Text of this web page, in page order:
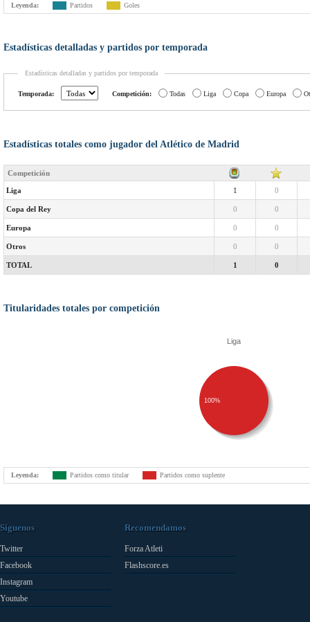
Leyenda: Partidos Goles
Estadísticas detalladas y partidos por temporada
Estadísticas detalladas y partidos por temporada
Temporada: Competición: Todas Liga Copa Europa
Estadísticas totales como jugador del Atlético de Madrid
Competición
Liga 1 0
Copa del Rey 0 0
Europa 0 0
Otros 0 0
TOTAL 1 0
Titularidades totales por competición
Liga
100%
Leyenda: Partidos como titular Partidos como suplente
Síguenos
Twitter
Facebook
Instagram
Youtube
Recomendamos
Forza Atleti
Flashscore.es